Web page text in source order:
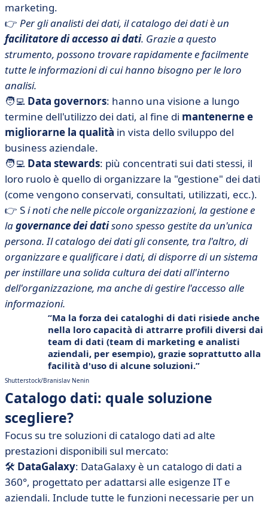
marketing.
👉 Per gli analisti dei dati, il catalogo dei dati è un
facilitatore di accesso ai dati. Grazie a questo
strumento, possono trovare rapidamente e facilmente
tutte le informazioni di cui hanno bisogno per le loro
analisi.
🧑‍💻 Data governors: hanno una visione a lungo
termine dell'utilizzo dei dati, al fine di mantenerne e
migliorarne la qualità in vista dello sviluppo del
business aziendale.
🧑‍💻 Data stewards: più concentrati sui dati stessi, il
loro ruolo è quello di organizzare la "gestione" dei dati
(come vengono conservati, consultati, utilizzati, ecc.).
👉 Si noti che nelle piccole organizzazioni, la gestione e
lagovernance dei datisono spesso gestite da un'unica
persona. Il catalogo dei dati gli consente, tra l'altro, di
organizzare e qualificare i dati, di disporre di un sistema
per instillare una solida cultura dei dati all'interno
dell'organizzazione, ma anche di gestire l'accesso alle
informazioni.
Ma la forza dei cataloghi di dati risiede anche
nella loro capacità di attrarre profili diversi dai
team di dati (team di marketing e analisti
aziendali, per esempio), grazie soprattutto alla
facilità d'uso di alcune soluzioni.
Shutterstock/Branislav Nenin
Catalogo dati: quale soluzione
scegliere?
Focus su tre soluzioni di catalogo dati ad alte
prestazioni disponibili sul mercato:
🛠️ DataGalaxy: DataGalaxy è un catalogo di dati a
360°, progettato per adattarsi alle esigenze IT e
aziendali. Include tutte le funzioni necessarie per un